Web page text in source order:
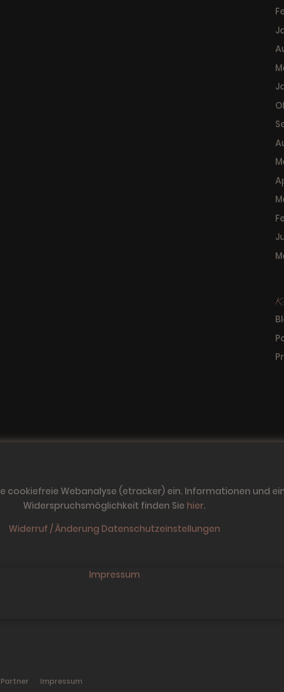
cookiefreie Webanalyse (etracker) ein. Informationen und
Widerspruchsmöglichkeit finden Sie hier.
Widerruf / Änderung Datenschutzeinstellungen
Impressum
Partner Impressum